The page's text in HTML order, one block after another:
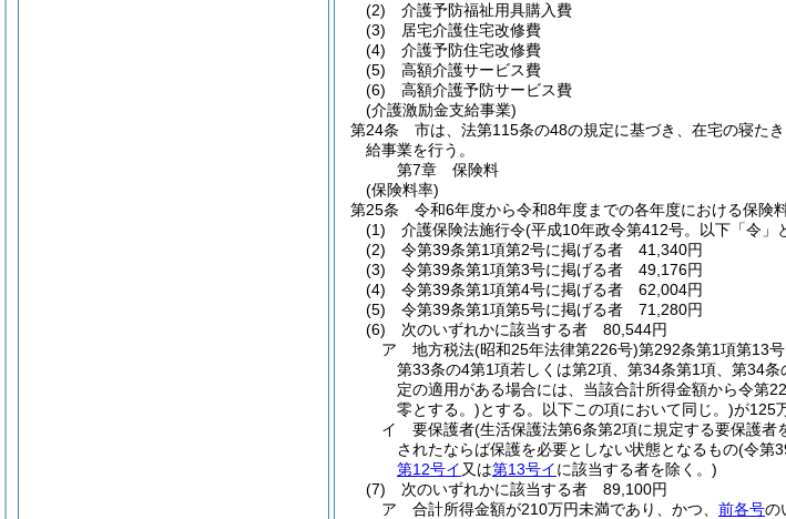
(2)
介護予防福祉用具購入費
(3)
居宅介護住宅改修費
(4)
介護予防住宅改修費
(5)
高額介護サービス費
(6)
高額介護予防サービス費
(介護激励金支給事業)
第24条
市は、法第115条の48の規定に基づき、在宅の寝た
給事業を行う。
第7章
保険料
(保険料率)
第25条
令和6年度から令和8年度までの各年度における保険料
(1)
介護保険法施行令(平成10年政令第412号。以下「令」
(2)
令第39条第1項第2号に掲げる者 41,340円
(3)
令第39条第1項第3号に掲げる者 49,176円
(4)
令第39条第1項第4号に掲げる者 62,004円
(5)
令第39条第1項第5号に掲げる者 71,280円
(6)
次のいずれかに該当する者 80,544円
ア
地方税法(昭和25年法律第226号)第292条第1項第13
第33条の4第1項若しくは第2項、第34条第1項、第34
定の適用がある場合には、当該合計所得金額から令第
零とする。)とする。以下この項において同じ。)が125
イ
要保護者(生活保護法第6条第2項に規定する要保護者
されたならば保護を必要としない状態となるもの(令第
第12号イ 又は第13号イに該当する者を除く。)
(7)
次のいずれかに該当する者 89,100円
ア
合計所得金額が210万円未満であり、かつ、 前各号の